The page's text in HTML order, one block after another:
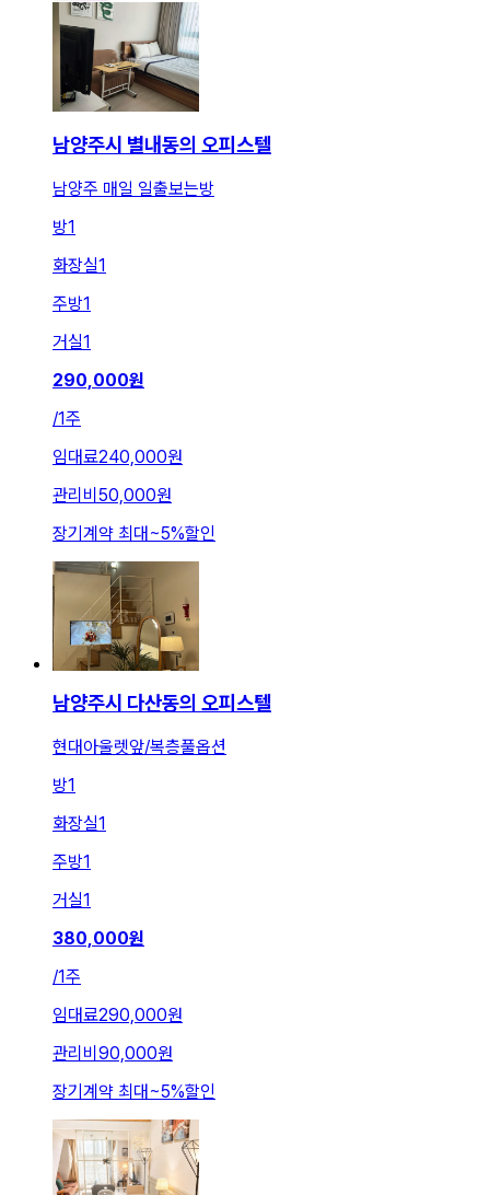
남양주시 별내동의 오피스텔
남양주 매일 일출보는방
방1
화장실1
주방1
거실1
290,000원
/1주
임대료240,000원
관리비 50,000원
장기계약 최대~5%할인
남양주시 다산동의 오피스텔
현대아울렛앞/복층풀옵션
방1
화장실1
주방1
거실1
380,000원
/1주
임대료290,000원
관리비 90,000원
장기계약 최대~5%할인